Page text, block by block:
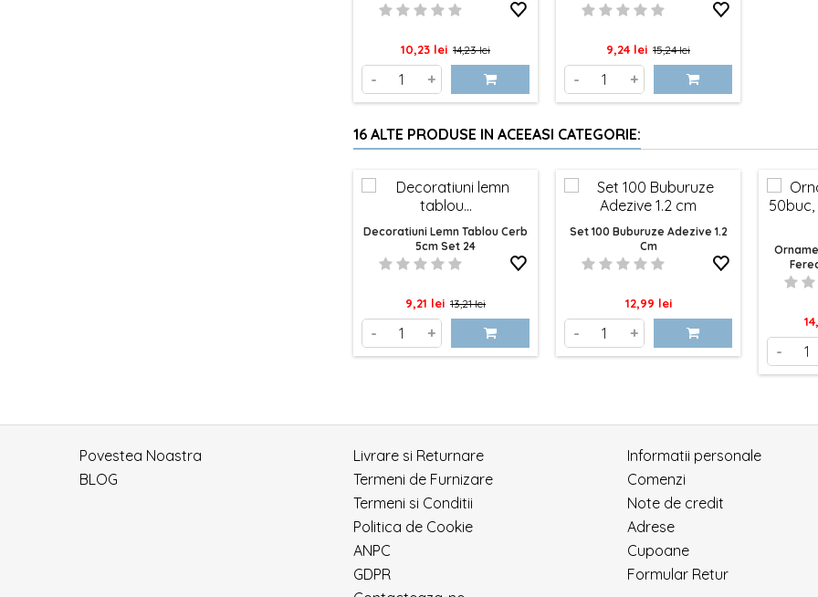
Pret
10,23 lei Pret
baza
14,23 lei
- +
Pret
9,24 lei Pret
baza
15,24 lei
- +
16 ALTE PRODUSE IN ACEEASI CATEGORIE:
Decoratiuni Lemn Tablou Cerb
5cm Set 24
Pret
9,21 lei Pret
baza
13,21 lei
- +
Set 100 Buburuze Adezive 1.2
Cm
Pret
12,99 lei
- +
-
Povestea Noastra
BLOG
Livrare si Returnare
Termeni de Furnizare
Termeni si Conditii
Politica de Cookie
ANPC
GDPR
Informatii personale
Comenzi
Note de credit
Adrese
Cupoane
Formular Retur